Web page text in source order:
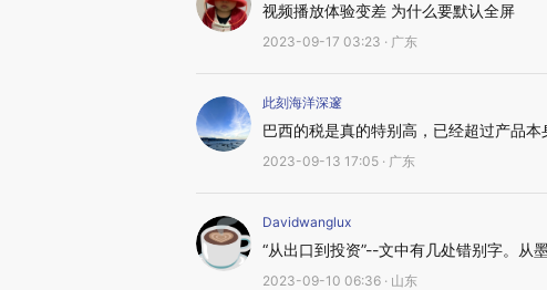
视频播放体验变差 为什么要默认全屏
2023-09-17 03:23 · 广东
此刻海洋深邃
巴西的税是真的特别高，已经超过产品
2023-09-13 17:05 · 广东
Davidwanglux
“从出口到投资”--文中有几处错别字。从
2023-09-10 06:36 · 山东